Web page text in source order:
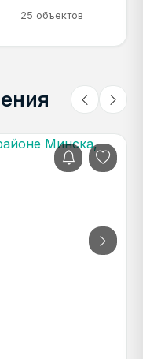
25 объектов